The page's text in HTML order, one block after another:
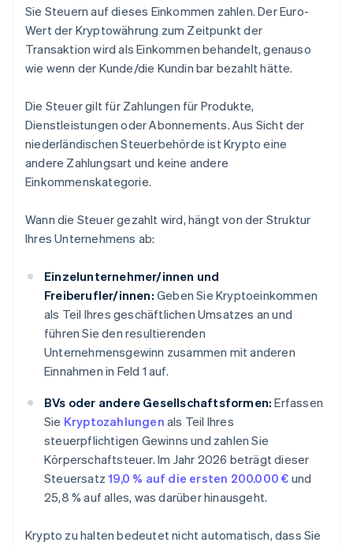
Sie Steuern auf dieses Einkommen zahlen. Der Euro-
Wert der Kryptowährung zum Zeitpunkt der
Transaktion wird als Einkommen behandelt, genauso
wie wenn der Kunde/die Kundin bar bezahlt hätte.
Die Steuer gilt für Zahlungen für Produkte,
Dienstleistungen oder Abonnements. Aus Sicht der
niederländischen Steuerbehörde ist Krypto eine
andere Zahlungsart und keine andere
Einkommenskategorie.
Wann die Steuer gezahlt wird, hängt von der Struktur
Ihres Unternehmens ab:
Einzelunternehmer/innen und
Freiberufler/innen: Geben Sie Kryptoeinkommen
als Teil Ihres geschäftlichen Umsatzes an und
führen Sie den resultierenden
Unternehmensgewinn zusammen mit anderen
Einnahmen in Feld 1 auf.
BVs oder andere Gesellschaftsformen: Erfassen
Sie Kryptozahlungen als Teil Ihres
steuerpflichtigen Gewinns und zahlen Sie
Körperschaftsteuer. Im Jahr 2026 beträgt dieser
Steuersatz19,0 % auf die ersten 200.000 € und
25,8 % auf alles, was darüber hinausgeht.
Krypto zu halten bedeutet nicht automatisch, dass Sie